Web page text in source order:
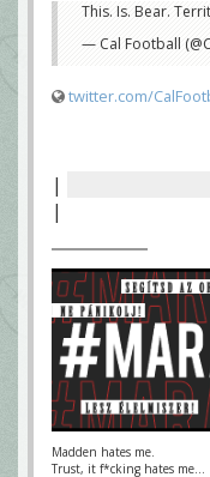
This. Is. Bear.
— Cal Football
twitter.com/
|
|
Madden hates me.
Trust, it f*cking hates me...